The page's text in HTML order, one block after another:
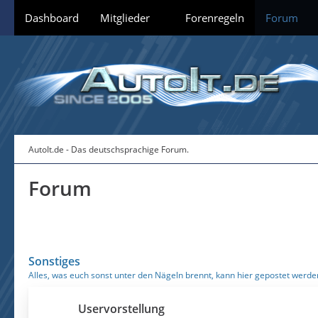
Dashboard Mitglieder Forenregeln Forum
AutoIt.de - Das deutschsprachige Forum.
Forum
Sonstiges
Alles, was euch sonst unter den Nägeln brennt, kann hier gepostet
Uservorstellung